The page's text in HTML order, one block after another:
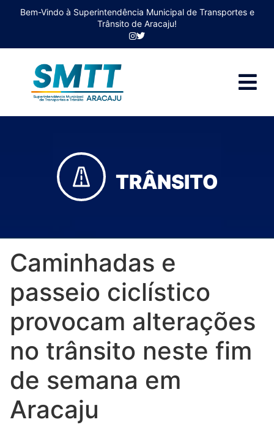
Bem-Vindo à Superintendência Municipal de Transportes e
Trânsito de Aracaju!
TRÂNSITO
Caminhadas e
passeio ciclístico
provocam alterações
no trânsito neste fim
de semana em
Aracaju